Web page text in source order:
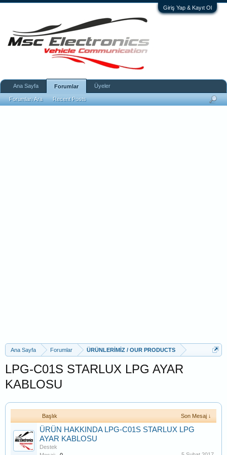
Giriş Yap & Kayıt Ol
Ana Sayfa Forumlar ÜRÜNLERİMİZ / OUR PRODUCTS
LPG-C01S STARLUX LPG AYAR
KABLOSU
Başlık Son Mesaj ↓
ÜRÜN HAKKINDA LPG-C01S STARLUX LPG
AYAR KABLOSU
Destek
Ana Sayfa Forumlar
Forumları Ara Recent Posts
Üyeler